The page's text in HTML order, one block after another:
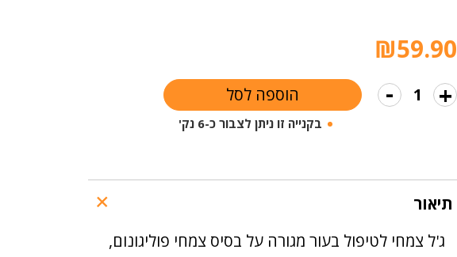
₪59.90
+ כמות
- הוספה לסל
בקנייה זו ניתן לצבור כ-6 נק'
תיאור
ג'ל צמחי לטיפול בעור מגורה על בסיס צמחי פוליגונום,